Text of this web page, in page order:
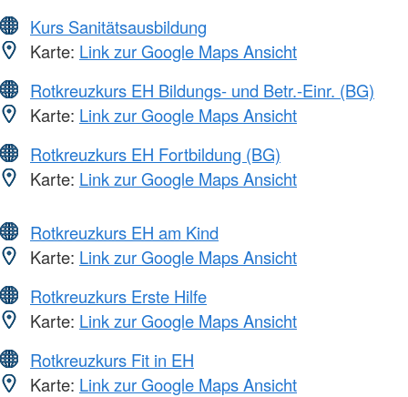
Kurs Sanitätsausbildung
Karte: Link zur Google Maps Ansicht
Rotkreuzkurs EH Bildungs- und Betr.-Einr. (BG)
Karte: Link zur Google Maps Ansicht
Rotkreuzkurs EH Fortbildung (BG)
Karte: Link zur Google Maps Ansicht
Rotkreuzkurs EH am Kind
Karte: Link zur Google Maps Ansicht
Rotkreuzkurs Erste Hilfe
Karte: Link zur Google Maps Ansicht
Rotkreuzkurs Fit in EH
Karte: Link zur Google Maps Ansicht